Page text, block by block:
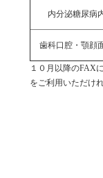
内分泌糖尿病
歯科口腔・顎顔
１０月以降のFAX
をご利用いただけ